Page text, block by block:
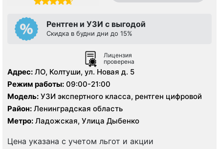
Рентген и УЗИ с выгодой
Скидка в будни дни до 15%
Лицензия
проверена
Адрес: ЛО, Колтуши, ул. Новая д. 5
Режим работы: 09:00-21:00
Модель: УЗИ экспертного класса, рентген цифровой
Район: Ленинградская область
Метро: Ладожская, Улица Дыбенко
Цена указана с учетом льгот и акции